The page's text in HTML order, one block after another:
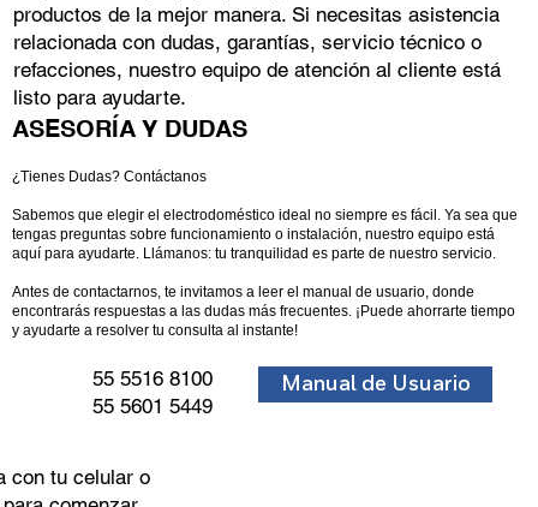
productos de la mejor manera. Si necesitas asistencia
relacionada con dudas, garantías, servicio técnico o
refacciones, nuestro equipo de atención al cliente está
listo para ayudarte.
55 5516 8100
55 5601 5449
Manual de Usuario
con tu celular o
ASESORÍA Y DUDAS
¿Tienes Dudas? Contáctanos
Sabemos que elegir el electrodoméstico ideal no siempre es fácil. Ya sea que
tengas preguntas sobre funcionamiento o instalación, nuestro equipo está
aquí para ayudarte. Llámanos: tu tranquilidad es parte de nuestro servicio.
Antes de contactarnos, te invitamos a leer el manual de usuario, donde
encontrarás respuestas a las dudas más frecuentes. ¡Puede ahorrarte tiempo
y ayudarte a resolver tu consulta al instante!